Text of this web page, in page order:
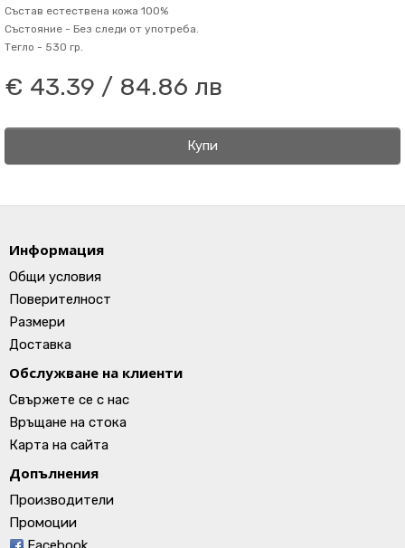
Състав естествена кожа 100%
Състояние - Без следи от употреба.
Тегло - 530 гр.
€ 43.39 / 84.86 лв
Купи
Информация
Общи условия
Поверителност
Размери
Доставка
Обслужване на клиенти
Свържете се с нас
Връщане на стока
Карта на сайта
Допълнения
Производители
Промоции